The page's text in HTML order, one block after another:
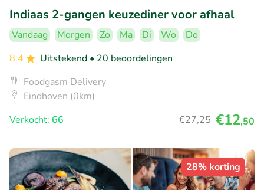
Indiaas 2-gangen keuzediner voor afhaal
Vandaag Morgen Zo Ma Di Wo
Do
8.4
Uitstekend • 20 beoordelingen
Foodgasm Delivery
Eindhoven (0km)
Verkocht: 66
€27,25 €12,50
28% korting